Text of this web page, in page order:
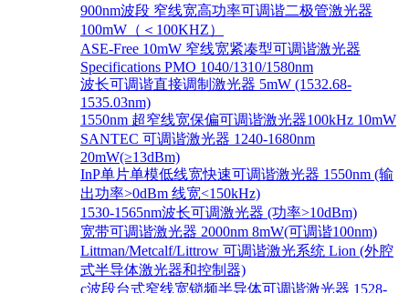
900nm波段 窄线宽高功率可调谐二极管激光器
100mW（＜100KHZ）
ASE-Free 10mW 窄线宽紧凑型可调谐激光器
Specifications PMO 1040/1310/1580nm
波长可调谐直接调制激光器 5mW (1532.68-
1535.03nm)
1550nm 超窄线宽保偏可调谐激光器100kHz 10mW
SANTEC 可调谐激光器 1240-1680nm
20mW(≥13dBm)
InP单片单模低线宽快速可调谐激光器 1550nm (输
出功率>0dBm 线宽<150kHz)
1530-1565nm波长可调激光器 (功率>10dBm)
宽带可调谐激光器 2000nm 8mW(可调谐100nm)
Littman/Metcalf/Littrow 可调谐激光系统 Lion (外腔
式半导体激光器和控制器)
c波段台式窄线宽锁频半导体可调谐激光器 1528-